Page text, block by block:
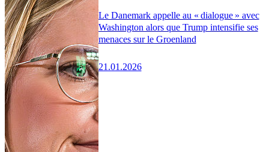
Le Danemark appelle au « dialogue » avec
Washington alors que Trump intensifie ses
menaces sur le Groenland
21.01.2026